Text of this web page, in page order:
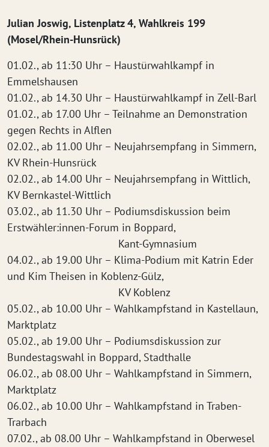
Julian Joswig, Listenplatz 4, Wahlkreis 199
(Mosel/Rhein-Hunsrück)
01.02., ab 11:30 Uhr – Haustürwahlkampf in
Emmelshausen
01.02., ab 14.30 Uhr – Haustürwahlkampf in Zell-Barl
01.02., ab 17.00 Uhr – Teilnahme an Demonstration
gegen Rechts in Alflen
02.02., ab 11.00 Uhr – Neujahrsempfang in Simmern,
KV Rhein-Hunsrück
02.02., ab 14.00 Uhr – Neujahrsempfang in Wittlich,
KV Bernkastel-Wittlich
03.02., ab 11.30 Uhr – Podiumsdiskussion beim
Erstwähler:innen-Forum in Boppard,
Kant-Gymnasium
04.02., ab 19.00 Uhr – Klima-Podium mit Katrin Eder
und Kim Theisen in Koblenz-Gülz,
KV Koblenz
05.02., ab 10.00 Uhr – Wahlkampfstand in Kastellaun,
Marktplatz
05.02., ab 19.00 Uhr – Podiumsdiskussion zur
Bundestagswahl in Boppard, Stadthalle
06.02., ab 08.00 Uhr – Wahlkampfstand in Simmern,
Marktplatz
06.02., ab 10.00 Uhr – Wahlkampfstand in Traben-
Trarbach
07.02., ab 08.00 Uhr – Wahlkampfstand in Oberwesel